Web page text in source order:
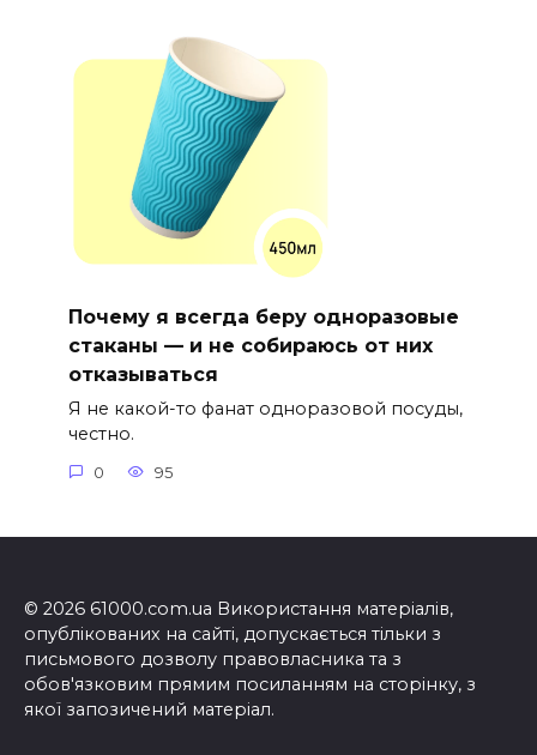
Почему я всегда беру одноразовые
стаканы — и не собираюсь от них
отказываться
Я не какой-то фанат одноразовой посуды,
честно.
0 95
© 2026 61000.com.ua Використання матеріалів,
опублікованих на сайті, допускається тільки з
письмового дозволу правовласника та з
обов'язковим прямим посиланням на сторінку, з
якої запозичений матеріал.